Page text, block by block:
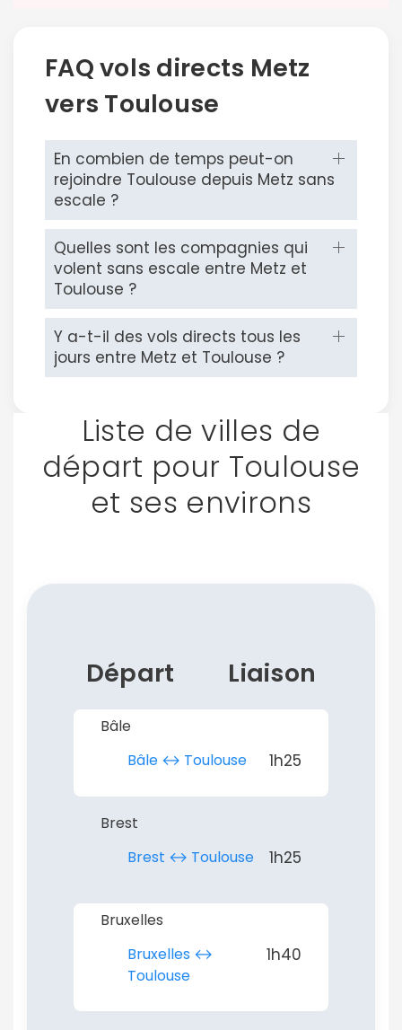
FAQ vols directs Metz
vers Toulouse
En combien de temps peut-on
rejoindre Toulouse depuis Metz sans
escale ?
Quelles sont les compagnies qui
volent sans escale entre Metz et
Toulouse ?
Y a-t-il des vols directs tous les
jours entre Metz et Toulouse ?
Liste de villes de
départ pour Toulouse
et ses environs
Départ Liaison
Bâle
Bâle ↔︎ Toulouse
1h25
Brest
Brest ↔︎ Toulouse
1h25
Bruxelles
Bruxelles ↔︎
Toulouse
1h40